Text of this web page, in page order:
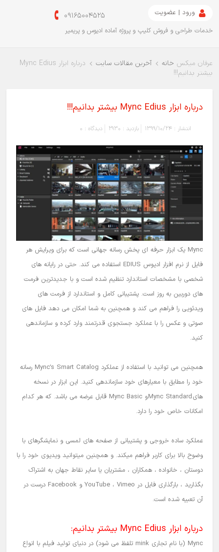
ورود | عضویت 09165004525
خدمات طراحی و فروش کلیپ و پروژه آماده ادیوس و پریمیر
عرفان میکس خانه آخرین مقالات سایت
درباره ابزار Mync Edius
بیشتر بدانیم!!!
درباره ابزار Mync Edius بیشتر بدانیم!!!
انتشار : 1399/10/24 بازدید : 2930 دیدگاه : 0
Mync یک ابزار حرفه ای پخش رسانه جهانی است که برای ویرایش هر
فایل از نرم افزار ادیوس EDIUS استفاده می کند. حتی در رایانه های
شخصی با مشخصات استاندارد ​​تنظیم شده است و با جدیدترین فرمت
های دوربین به روز است. پشتیبانی کامل و استاندارد از فرمت های
ویدئویی را فراهم می کند و همچنین به شما امکان می دهد فایل های
صوتی و عکس را با عملکرد جستجوی قدرتمند وارد کرده و سازماندهی
کنید.
همچنین می توانید با استفاده از عملکرد Mync’s Smart Catalog
رسانه
خود را مطابق با معیارهای خود سازماندهی کنید. این ابزار در نسخه
هایMync Standardو Mync Basic قابل عرضه می باشد. که هر کدام
امکانات خاص خود را دارد.
عملکرد ساده خروجی و پشتیبانی از صفحه های لمسی و نمایشگرهای با
وضوح بالا برای کاربر فراهم میکند. و همچنین میتوانید ویدیوی خود را با
دوستان ، خانواده ، همکاران ، مشتریان یا سایر نقاط جهان به اشتراک
بگذارید ، بارگذاری فایل در YouTube ، Vimeo و Facebook درست در
آن تعبیه شده است.
درباره ابزار Mync Edius بیشتر بدانیم:
Mync (با نام تجاری mink تلفظ می شود) در دنیای تولید فیلم با انواع